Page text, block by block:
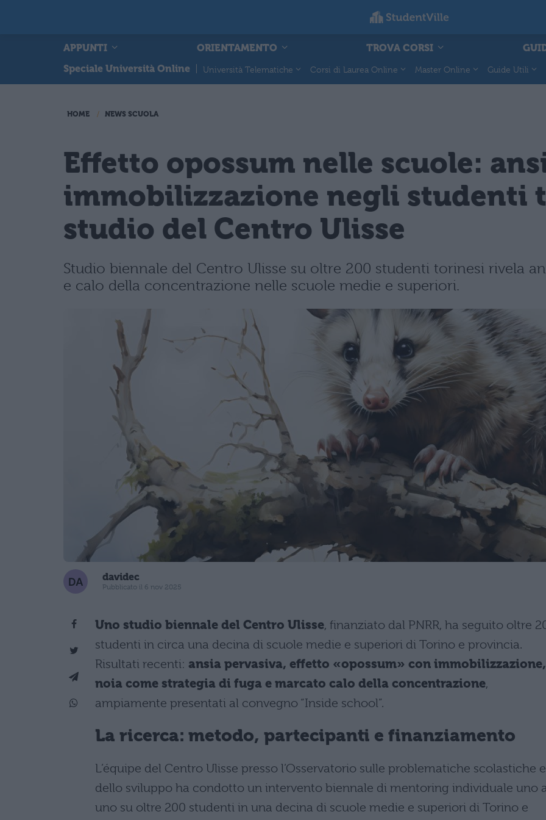
APPUNTI ORIENTAMENTO TROVA CORSI
Speciale Università Online
Università Telematiche Corsi di Laurea Online Master Online Guide Utili
HOME NEWS SCUOLA
Effetto opossum nelle scuole:
immobilizzazione negli studenti
studio del Centro Ulisse
Studio biennale del Centro Ulisse su oltre 200 studenti torinesi rivela
e calo della concentrazione nelle scuole medie e superiori.
davidec
Pubblicato il 6 nov 2025
Uno studio biennale del Centro Ulisse, finanziato dal PNRR, ha seguito oltre
studenti in circa una decina di scuole medie e superiori di Torino e provincia.
Risultati recenti: ansia pervasiva, effetto «opossum» con immobilizzazione,
noia come strategia di fuga e marcato calo della concentrazione,
ampiamente presentati al convegno “Inside school”.
La ricerca: metodo, partecipanti e finanziamento
L’équipe del Centro Ulisse presso l’Osservatorio sulle problematiche scolastiche e
dello sviluppo ha condotto un intervento biennale di mentoring individuale uno
uno su oltre 200 studenti in una decina di scuole medie e superiori di Torino e